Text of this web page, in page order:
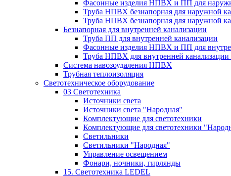
Фасонные изделия НПВХ и ПП для
Труба НПВХ безнапорная для наружной
Труба НПВХ безнапорная для наружной
Безнапорная для внутренней канализации
Труба ПП для внутренней канализации
Фасонные изделия НПВХ и ПП для
Труба НПВХ для внутренней канализации
Система навозоудаления НПВХ
Трубная теплоизоляция
Светотехническое оборудование
03 Светотехника
Источники света
Источники света "Народная"
Комплектующие для светотехники
Комплектующие для светотехники
Светильники
Светильники "Народная"
Управление освещением
Фонари, ночники, гирлянды
15. Светотехника LEDEL